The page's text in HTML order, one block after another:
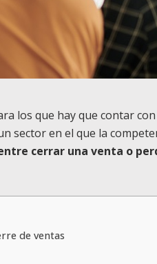
los que hay que contar con
sector en el que la
cerrar una venta o
de ventas